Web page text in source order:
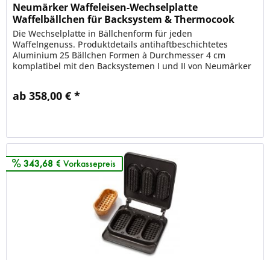
Neumärker Waffeleisen-Wechselplatte
Waffelbällchen für Backsystem & Thermocook
Die Wechselplatte in Bällchenform für jeden
Waffelngenuss. Produktdetails antihaftbeschichtetes
Aluminium 25 Bällchen Formen à Durchmesser 4 cm
komplatibel mit den Backsystemen I und II von Neumärker
ab 358,00 € *
343,68 € Vorkassepreis